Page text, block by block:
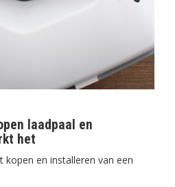
laadpaal en
het
kopen en installeren van een